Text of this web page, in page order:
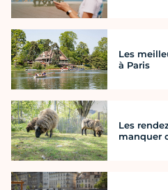
Les
à Paris
Les
manquer